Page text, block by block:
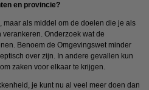
en provincie?
maar als middel om de doelen die je als
Onderzoek wat de
Benoem de Omgevingswet minder
over zijn. In andere gevallen kun
zaken voor elkaar te krijgen.
je kunt nu al veel meer doen dan